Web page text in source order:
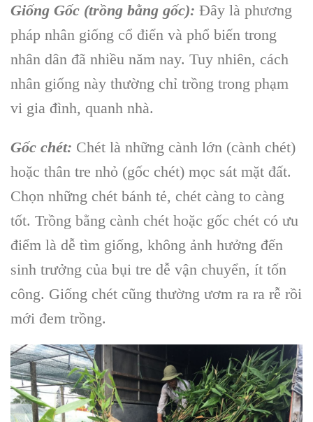
Giống Gốc (trồng bằng gốc): Đây là phương
pháp nhân giống cổ điển và phổ biến trong
nhân dân đã nhiều năm nay. Tuy nhiên, cách
nhân giống này thường chỉ trồng trong phạm
vi gia đình, quanh nhà.
Gốc chét: Chét là những cành lớn (cành chét)
hoặc thân tre nhỏ (gốc chét) mọc sát mặt đất.
Chọn những chét bánh tẻ, chét càng to càng
tốt. Trồng bằng cành chét hoặc gốc chét có ưu
điểm là dễ tìm giống, không ảnh hưởng đến
sinh trưởng của bụi tre dễ vận chuyển, ít tốn
công. Giống chét cũng thường ươm ra ra rễ rồi
mới đem trồng.